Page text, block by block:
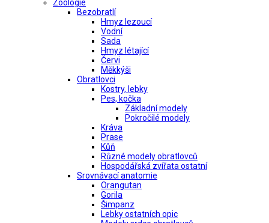
Zoologie
Bezobratlí
Hmyz lezoucí
Vodní
Sada
Hmyz létající
Červi
Měkkýši
Obratlovci
Kostry, lebky
Pes, kočka
Základní modely
Pokročilé modely
Kráva
Prase
Kůň
Různé modely obratlovců
Hospodářská zvířata ostatní
Srovnávací anatomie
Orangutan
Gorila
Šimpanz
Lebky ostatních opic